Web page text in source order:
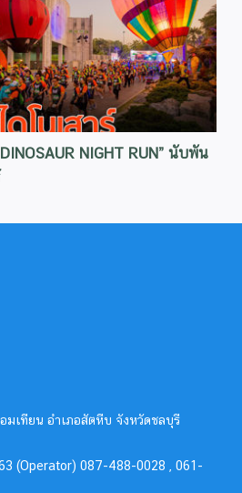
NIGHT RUN” นับพัน
เทียน อำเภอสัตหีบ จังหวัดชลบุรี
(Operator) 087-488-0028 , 061-